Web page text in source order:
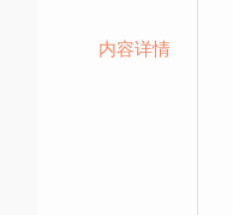
内容详情